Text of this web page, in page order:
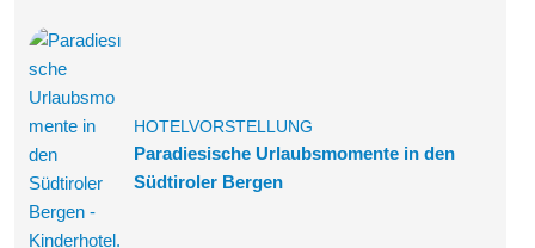
HOTELVORSTELLUNG
Paradiesische Urlaubsmomente in den
Südtiroler Bergen